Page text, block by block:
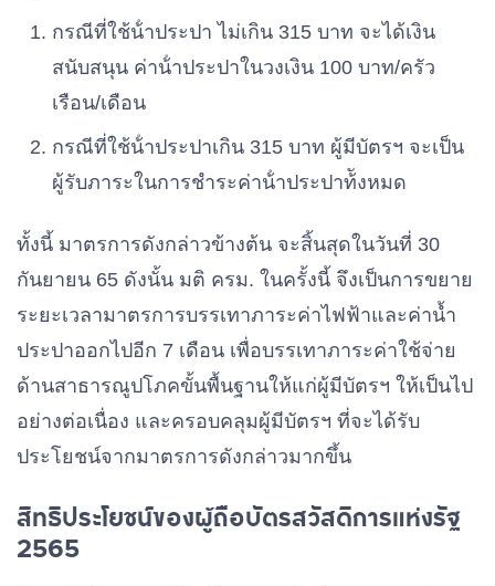
กรณีที่ใช้น้ําประปา ไม่เกิน 315 บาท จะได้เงิน
สนับสนุน ค่าน้ําประปาในวงเงิน 100 บาท/ครัว
เรือน/เดือน
กรณีที่ใช้น้ําประปาเกิน 315 บาท ผู้มีบัตรฯ จะเป็น
ผู้รับภาระในการชําระค่าน้ําประปาท้ังหมด
ทั้งนี้ มาตรการดังกล่าวข้างต้น จะสิ้นสุดในวันที่ 30
กันยายน 65 ดังนั้น มติ ครม. ในครั้งนี้ จึงเป็นการขยาย
ระยะเวลามาตรการบรรเทาภาระค่าไฟฟ้าและค่าน้ำ
ประปาออกไปอีก 7 เดือน เพื่อบรรเทาภาระค่าใช้จ่าย
ด้านสาธารณูปโภคขั้นพื้นฐานให้แก่ผู้มีบัตรฯ ให้เป็นไป
อย่างต่อเนื่อง และครอบคลุมผู้มีบัตรฯ ที่จะได้รับ
ประโยชน์จากมาตรการดังกล่าวมากขึ้น
สิทธิประโยชน์ของผู้ถือบัตรสวัสดิการแห่งรัฐ
2565